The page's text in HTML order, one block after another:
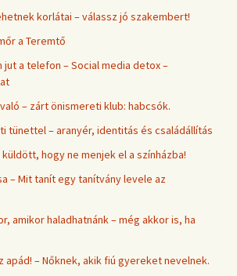
korlátai – válassz jó szakembert!
a Teremtő
a telefon – Social media detox –
– zárt önismereti klub: habcsók.
tünettel – aranyér, identitás és családállítás
hogy ne menjek el a színházba!
– Mit tanít egy tanítvány levele az
amikor haladhatnánk – még akkor is, ha
apád! – Nőknek, akik fiú gyereket nevelnek.